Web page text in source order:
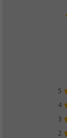
5
4
3
2